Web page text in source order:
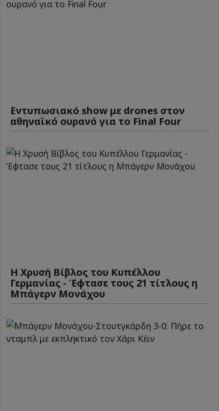
Εντυπωσιακό show με drones στον
αθηναϊκό ουρανό για το Final Four
Η Χρυσή Βίβλος του Κυπέλλου
Γερμανίας - Έφτασε τους 21 τίτλους η
Μπάγερν Μονάχου